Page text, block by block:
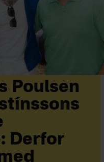
Poulsen
Derfor